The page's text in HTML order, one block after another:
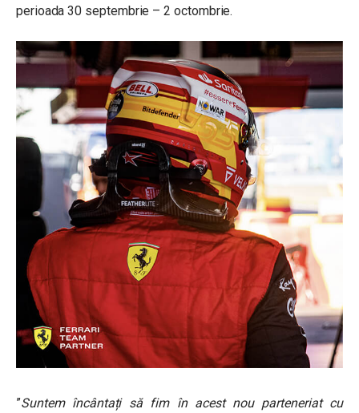
perioada 30 septembrie – 2 octombrie.
”Suntem încântați să fim în acest nou parteneriat cu